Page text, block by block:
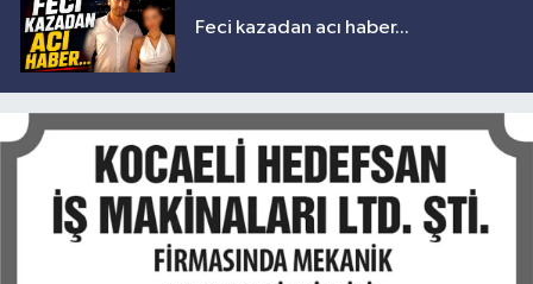
Feci kazadan acı haber...